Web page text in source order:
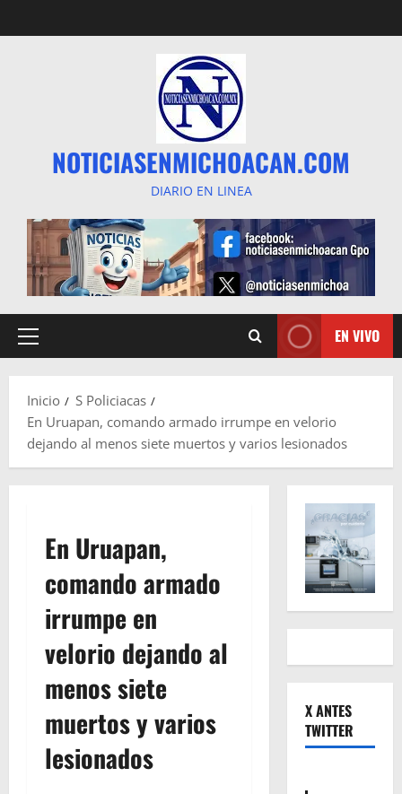
al
NOTICIASENMICHOACAN.COM
DIARIO EN LINEA
Menú
EN VIVO
Inicio
S Policiacas
En Uruapan, comando armado irrumpe en velorio
dejando al menos siete muertos y varios lesionados
En Uruapan,
comando armado
irrumpe en
velorio dejando al
menos siete
muertos y varios
lesionados
X ANTES
TWITTER